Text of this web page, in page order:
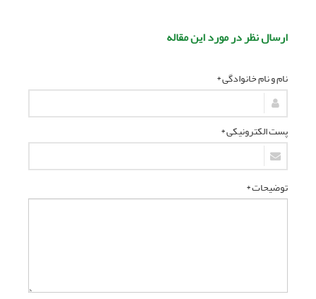
ارسال نظر در مورد این مقاله
نام و نام خانوادگی *
پست الکترونیکی *
توضیحات *